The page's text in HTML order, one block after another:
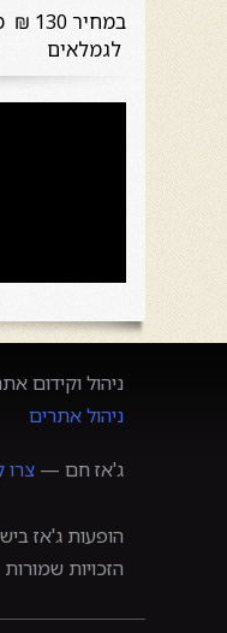
לגמלאים
ניהול וקידום
ניהול אתרים
ג'אז חם — צרו
הופעות ג'אז
הזכויות שמורות